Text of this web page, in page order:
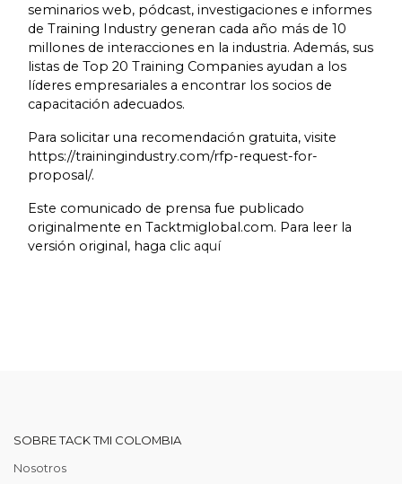
seminarios web, pódcast, investigaciones e informes
de Training Industry generan cada año más de 10
millones de interacciones en la industria. Además, sus
listas de Top 20 Training Companies ayudan a los
líderes empresariales a encontrar los socios de
capacitación adecuados.
Para solicitar una recomendación gratuita, visite
https://trainingindustry.com/rfp-request-for-
proposal/.
Este comunicado de prensa fue publicado
originalmente en Tacktmiglobal.com. Para leer la
versión original, haga clic aquí
SOBRE TACK TMI COLOMBIA
Nosotros